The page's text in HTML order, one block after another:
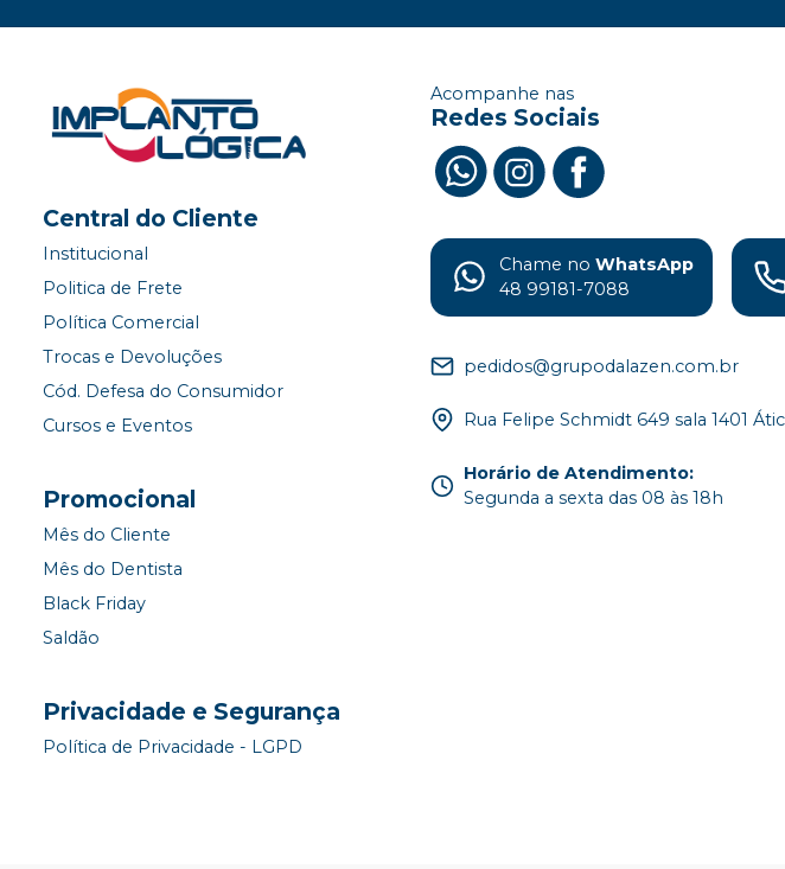
Central do Cliente
Institucional
Politica de Frete
Política Comercial
Trocas e Devoluções
Cód. Defesa do Consumidor
Cursos e Eventos
Promocional
Mês do Cliente
Mês do Dentista
Black Friday
Saldão
Privacidade e Segurança
Política de Privacidade - LGPD
Acompanhe nas
Redes Sociais
Chame no WhatsApp
48 99181-7088
pedidos@grupodalazen.com.br
Rua Felipe Schmidt 649 sala 1401
Horário de Atendimento:
Segunda a sexta das 08 às 18h